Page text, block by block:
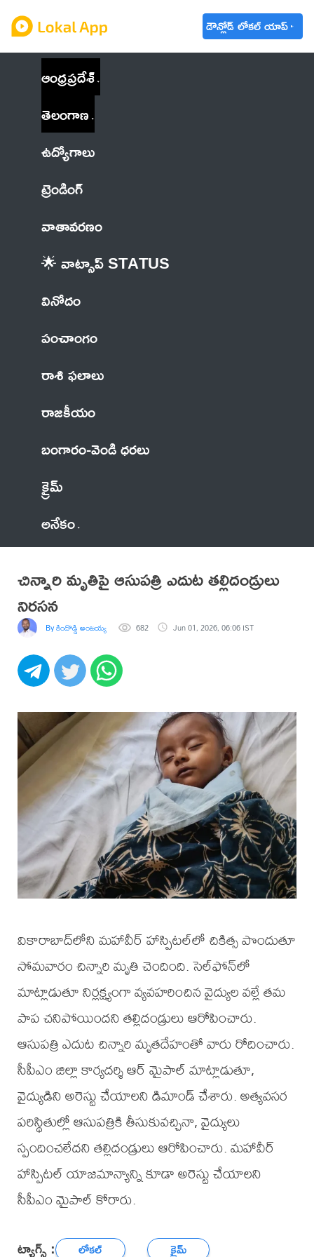
డౌన్లోడ్ లోకల్ యాప్
ఆంధ్రప్రదేశ్
తెలంగాణ
ఉద్యోగాలు
ట్రెండింగ్
వాతావరణం
🌟 వాట్సాప్ STATUS
వినోదం
పంచాంగం
రాశి ఫలాలు
రాజకీయం
బంగారం-వెండి ధరలు
క్రైమ్
అనేకం
చిన్నారి మృతిపై ఆసుపత్రి ఎదుట తల్లిదండ్రులు
నిరసన
By కిందొడ్డి అంజయ్య వికారాబాద్ జిల్లా
682 Jun 01, 2026, 06:06 IST
వికారాబాద్‌లోని మహావీర్ హాస్పిటల్‌లో చికిత్స పొందుతూ
సోమవారం చిన్నారి మృతి చెందింది. సెల్‌ఫోన్‌లో
మాట్లాడుతూ నిర్లక్ష్యంగా వ్యవహరించిన వైద్యుల వల్లే తమ
పాప చనిపోయిందని తల్లిదండ్రులు ఆరోపించారు.
ఆసుపత్రి ఎదుట చిన్నారి మృతదేహంతో వారు రోదించారు.
సీపీఎం జిల్లా కార్యదర్శి ఆర్ మైపాల్ మాట్లాడుతూ,
వైద్యుడిని అరెస్టు చేయాలని డిమాండ్ చేశారు. అత్యవసర
పరిస్థితుల్లో ఆసుపత్రికి తీసుకువచ్చినా, వైద్యులు
స్పందించలేదని తల్లిదండ్రులు ఆరోపించారు. మహావీర్
హాస్పిటల్ యాజమాన్యాన్ని కూడా అరెస్టు చేయాలని
సీపీఎం మైపాల్ కోరారు.
ట్యాగ్స్ : లోకల్ క్రైమ్